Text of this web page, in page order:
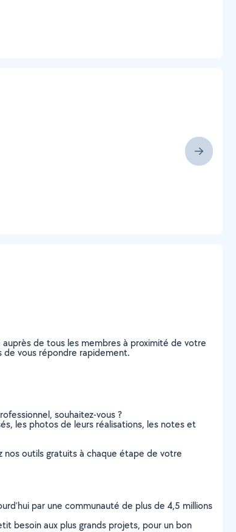
de tous les membres à proximité de votre
de vous répondre rapidement.
souhaitez-vous ?
les photos de leurs réalisations, les notes et
nos outils gratuits à chaque étape de votre
par une communauté de plus de 4,5 millions
besoin aux plus grands projets, pour un bon